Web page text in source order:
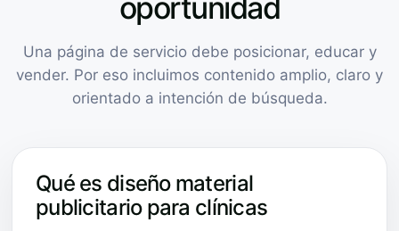
Una página de servicio debe posicionar, educar y
vender. Por eso incluimos contenido amplio, claro y
orientado a intención de búsqueda.
Qué es diseño material
publicitario para clínicas